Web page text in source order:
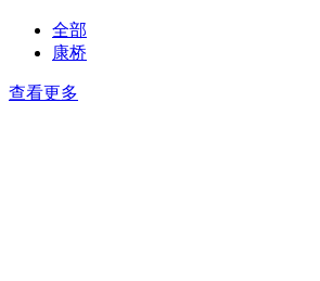
全部
康桥
查看更多